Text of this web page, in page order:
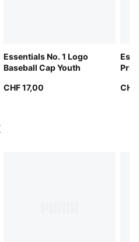
Essentials No. 1 Logo
Baseball Cap Youth
CHF 17,00